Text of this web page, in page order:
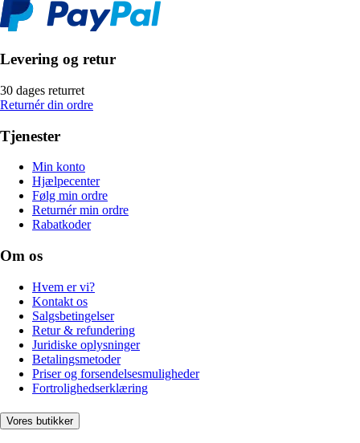
Levering og retur
30 dages returret
Returnér din ordre
Tjenester
Min konto
Hjælpecenter
Følg min ordre
Returnér min ordre
Rabatkoder
Om os
Hvem er vi?
Kontakt os
Salgsbetingelser
Retur & refundering
Juridiske oplysninger
Betalingsmetoder
Priser og forsendelsesmuligheder
Fortrolighedserklæring
Vores butikker